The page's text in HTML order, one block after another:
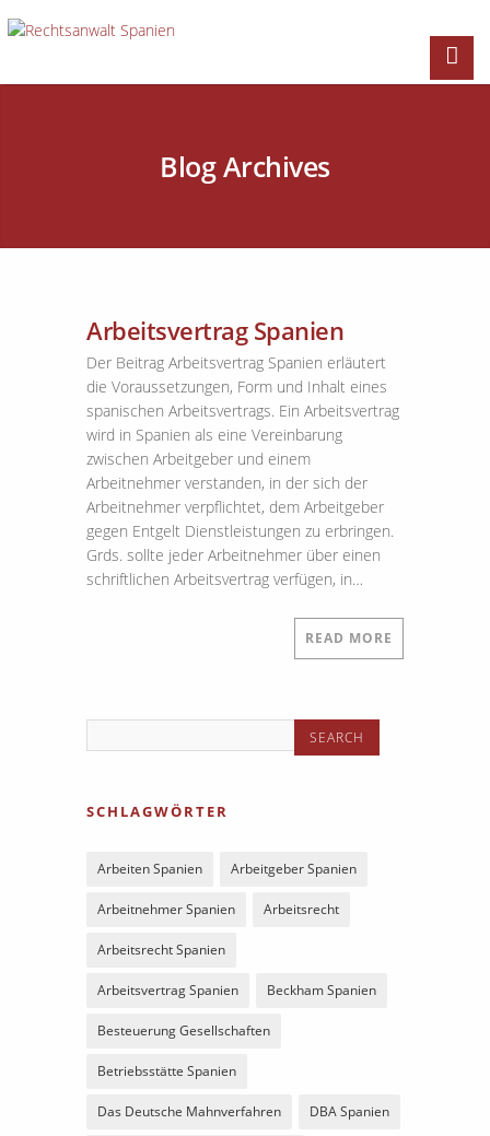
Blog Archives
Arbeitsvertrag Spanien
Der Beitrag Arbeitsvertrag Spanien erläutert
die Voraussetzungen, Form und Inhalt eines
spanischen Arbeitsvertrags. Ein Arbeitsvertrag
wird in Spanien als eine Vereinbarung
zwischen Arbeitgeber und einem
Arbeitnehmer verstanden, in der sich der
Arbeitnehmer verpflichtet, dem Arbeitgeber
gegen Entgelt Dienstleistungen zu erbringen.
Grds. sollte jeder Arbeitnehmer über einen
schriftlichen Arbeitsvertrag verfügen, in…
READ MORE
SCHLAGWÖRTER
Arbeiten Spanien Arbeitgeber Spanien
Arbeitnehmer Spanien Arbeitsrecht
Arbeitsrecht Spanien
Arbeitsvertrag Spanien Beckham Spanien
Besteuerung Gesellschaften
Betriebsstätte Spanien
Das Deutsche Mahnverfahren DBA Spanien